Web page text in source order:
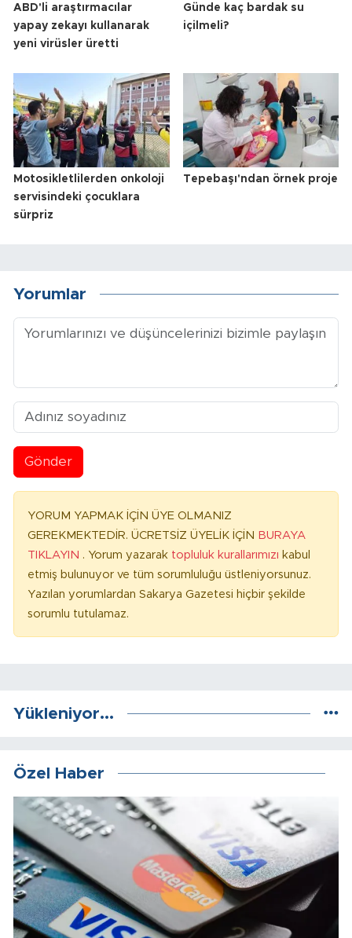
ABD'li araştırmacılar
yapay zekayı kullanarak
yeni virüsler üretti
Günde kaç bardak su
içilmeli?
Motosikletlilerden onkoloji
servisindeki çocuklara
sürpriz
Tepebaşı'ndan örnek proje
Yorumlar
Gönder
YORUM YAPMAK İÇİN ÜYE OLMANIZ
GEREKMEKTEDİR. ÜCRETSİZ ÜYELİK İÇİN BURAYA
TIKLAYIN . Yorum yazarak topluluk kurallarımızı kabul
etmiş bulunuyor ve tüm sorumluluğu üstleniyorsunuz.
Yazılan yorumlardan Sakarya Gazetesi hiçbir şekilde
sorumlu tutulamaz.
Yükleniyor...
Özel Haber